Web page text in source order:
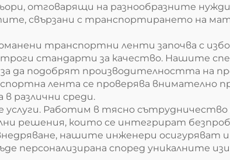
отговарящи на разнообразните
свързани с транспортирането на
транспортни ленти започва с
стандарти за качество. Нашите
да подобрят производителността на
лента се проверява внимателно
различни среди.
услуги. Работим в тясно
решения, които се интегрират
нашите инженери осигуряват
персонализирана според уникалните